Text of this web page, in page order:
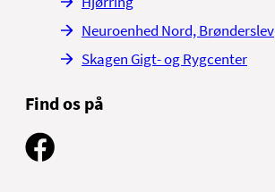
Neuroenhed Nord, Brønderslev
Skagen Gigt- og Rygcenter
Find os på